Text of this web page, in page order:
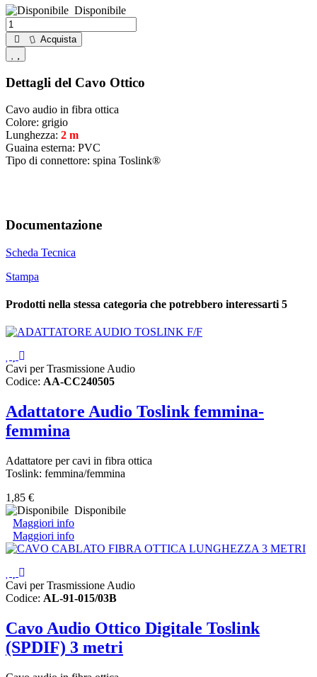
Disponibile
Acquista
Dettagli del Cavo Ottico
Cavo audio in fibra ottica
Colore: grigio
Lunghezza: 2 m
Guaina esterna: PVC
Tipo di connettore: spina Toslink®
Documentazione
Scheda Tecnica
Stampa
Prodotti nella stessa categoria che potrebbero interessarti 5
Cavi per Trasmissione Audio
Codice: AA-CC240505
Adattatore Audio Toslink femmina-
femmina
Adattatore per cavi in fibra ottica
Toslink: femmina/femmina
1,85 €
Disponibile
Maggiori info
Maggiori info
Cavi per Trasmissione Audio
Codice: AL-91-015/03B
Cavo Audio Ottico Digitale Toslink
(SPDIF) 3 metri